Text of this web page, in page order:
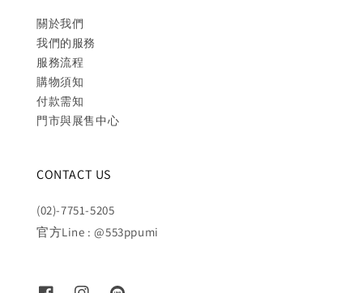
關於我們
我們的服務
服務流程
購物須知
付款需知
門市與展售中心
CONTACT US
(02)-7751-5205
官方Line : @553ppumi